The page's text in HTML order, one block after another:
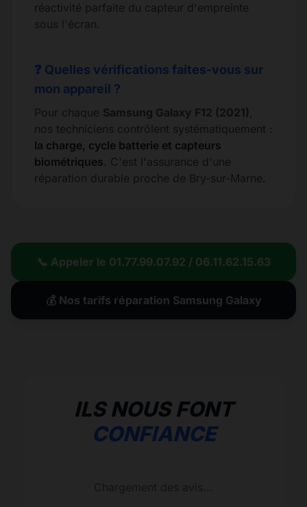
réactivité parfaite du capteur d'empreinte
sous l'écran.
❓ Quelles vérifications faites-vous sur
mon appareil ?
Pour chaque Samsung Galaxy F12 (2021) ,
nos techniciens contrôlent systématiquement :
la charge, cycle batterie et capteurs
biométriques. C'est l'assurance d'une
réparation durable proche de Bry-sur-Marne.
📞 Appeler le 01.77.99.07.92 / 06.11.62.15.63
💰 Nos tarifs réparation Samsung Galaxy
ILS NOUS FONT
CONFIANCE